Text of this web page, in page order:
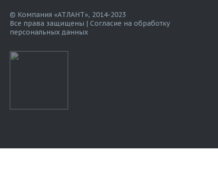
© Компания «АТЛАНТ», 2014-2023
Все права защищены | Согласие на обработку
персональных данных